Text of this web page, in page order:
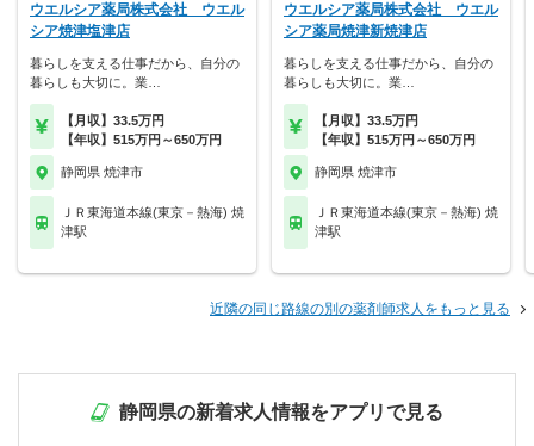
ウエルシア薬局株式会社 ウエル
シア焼津塩津店
暮らしを支える仕事だから、自分の
暮らしも大切に。業…
【月収】33.5万円
【年収】515万円～650万円
静岡県 焼津市
ＪＲ東海道本線(東京－熱海) 焼
津駅
ウエルシア薬局株式会社 ウエル
シア薬局焼津新焼津店
暮らしを支える仕事だから、自分の
暮らしも大切に。業…
【月収】33.5万円
【年収】515万円～650万円
静岡県 焼津市
ＪＲ東海道本線(東京－熱海) 焼
津駅
近隣の同じ路線の別の薬剤師求人をもっと見る
静岡県の新着求人情報をアプリで見る